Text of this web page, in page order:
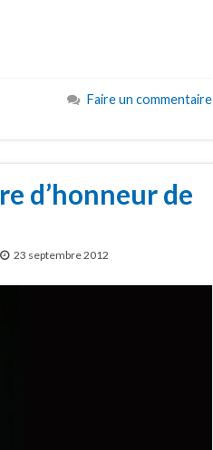
Faire un commentaire
d’honneur de
23 septembre 2012